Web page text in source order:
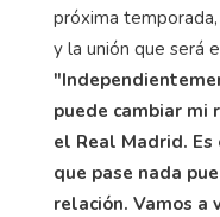
próxima
y la unión que será
puede cambiar mi
el Real Madrid.
que pase nada
relación. Vamos a